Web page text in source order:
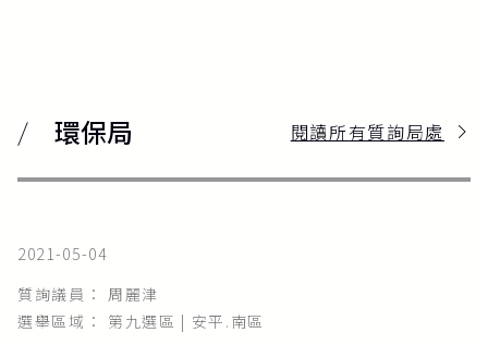
環保局 閱讀所有質詢局處
2021-05-04
質詢議員： 周麗津
選舉區域： 第九選區 | 安平.南區